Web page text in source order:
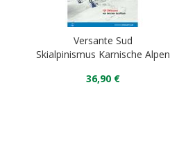
Versante Sud
Skialpinismus Karnische Alpen
36,90 €